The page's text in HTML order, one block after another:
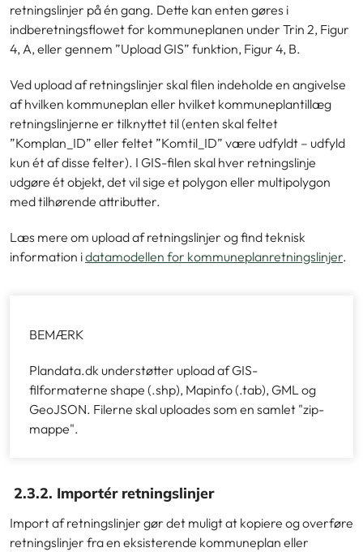
retningslinjer på én gang. Dette kan enten gøres i
indberetningsflowet for kommuneplanen under Trin 2, Figur
4, A, eller gennem ”Upload GIS” funktion, Figur 4, B.
Ved upload af retningslinjer skal filen indeholde en angivelse
af hvilken kommuneplan eller hvilket kommuneplantillæg
retningslinjerne er tilknyttet til (enten skal feltet
”Komplan_ID” eller feltet ”Komtil_ID” være udfyldt – udfyld
kun ét af disse felter). I GIS-filen skal hver retningslinje
udgøre ét objekt, det vil sige et polygon eller multipolygon
med tilhørende attributter.
Læs mere om upload af retningslinjer og find teknisk
information idatamodellen for kommuneplanretningslinjer.
BEMÆRK
Plandata.dk understøtter upload af GIS-
filformaterne shape (.shp), Mapinfo (.tab), GML og
GeoJSON. Filerne skal uploades som en samlet "zip-
mappe".
2.3.2. Importér retningslinjer
Import af retningslinjer gør det muligt at kopiere og overføre
retningslinjer fra en eksisterende kommuneplan eller